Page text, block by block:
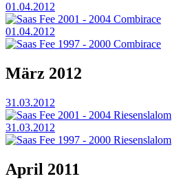
01.04.2012
Saas Fee 2001 - 2004 Combirace
01.04.2012
Saas Fee 1997 - 2000 Combirace
März 2012
31.03.2012
Saas Fee 2001 - 2004 Riesenslalom
31.03.2012
Saas Fee 1997 - 2000 Riesenslalom
April 2011